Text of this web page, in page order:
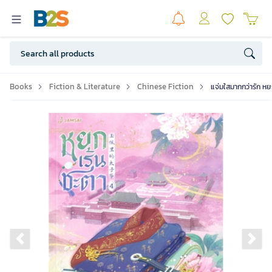
Books Fiction & Literature Chinese Fiction แจ่มใสมากกว่ารัก ห
Previous slide